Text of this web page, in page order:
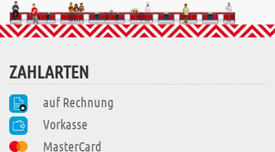
ZAHLARTEN
auf Rechnung
Vorkasse
MasterCard